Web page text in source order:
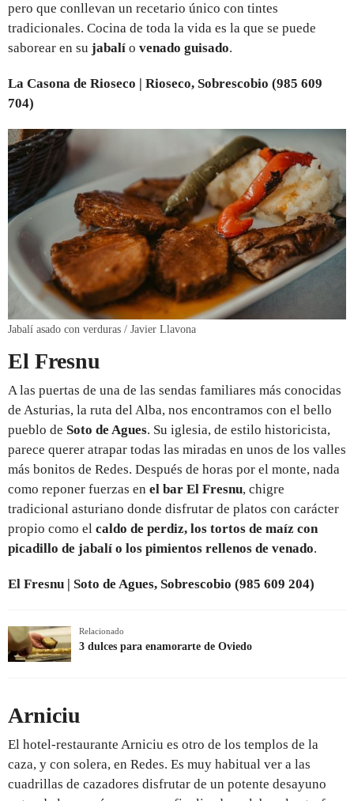
pero que conllevan un recetario único con tintes
tradicionales. Cocina de toda la vida es la que se puede
saborear en su jabalí o venado guisado.
La Casona de Rioseco | Rioseco, Sobrescobio (985 609
704)
Jabalí asado con verduras / Javier Llavona
El Fresnu
A las puertas de una de las sendas familiares más conocidas
de Asturias, la ruta del Alba, nos encontramos con el bello
pueblo de Soto de Agues. Su iglesia, de estilo historicista,
parece querer atrapar todas las miradas en unos de los valles
más bonitos de Redes. Después de horas por el monte, nada
como reponer fuerzas en el bar El Fresnu, chigre
tradicional asturiano donde disfrutar de platos con carácter
propio como el caldo de perdiz, los tortos de maíz con
picadillo de jabalí o los pimientos rellenos de venado.
El Fresnu | Soto de Agues, Sobrescobio (985 609 204)
Relacionado
3 dulces para enamorarte de Oviedo
Arniciu
El hotel-restaurante Arniciu es otro de los templos de la
caza, y con solera, en Redes. Es muy habitual ver a las
cuadrillas de cazadores disfrutar de un potente desayuno